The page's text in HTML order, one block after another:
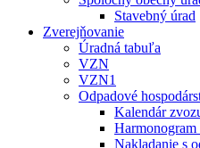
Stavebný úrad
Zverejňovanie
Úradná tabuľa
VZN
VZN1
Odpadové
Kalendár
Nakladanie s